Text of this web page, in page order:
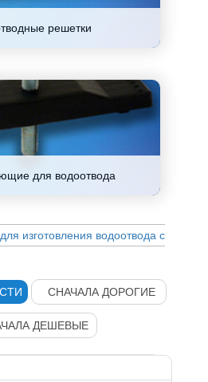
решетки
для водоотвода
изготовления водоотвода с